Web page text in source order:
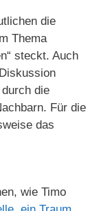
die
Thema
steckt. Auch
die
Für die
das
wie Timo